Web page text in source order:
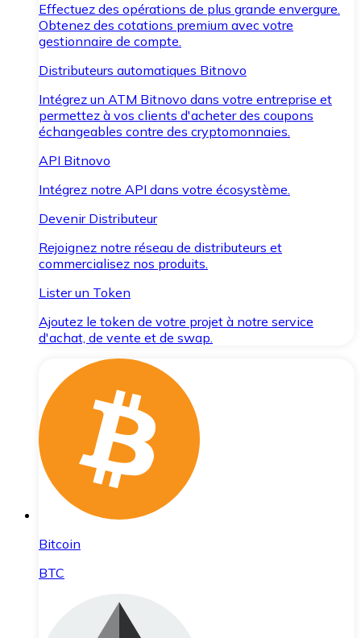
Effectuez des opérations de plus grande envergure.
Obtenez des cotations premium avec votre
gestionnaire de compte.
Distributeurs automatiques Bitnovo
Intégrez un ATM Bitnovo dans votre entreprise et
permettez à vos clients d'acheter des coupons
échangeables contre des cryptomonnaies.
API Bitnovo
Intégrez notre API dans votre écosystème.
Devenir Distributeur
Rejoignez notre réseau de distributeurs et
commercialisez nos produits.
Lister un Token
Ajoutez le token de votre projet à notre service
d'achat, de vente et de swap.
Bitcoin
BTC